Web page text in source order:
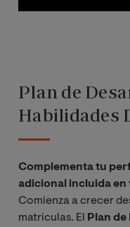
Plan de
Habilidades
Complementa tu
adicional incluida en
Comienza a crecer
matriculas. El
Plan